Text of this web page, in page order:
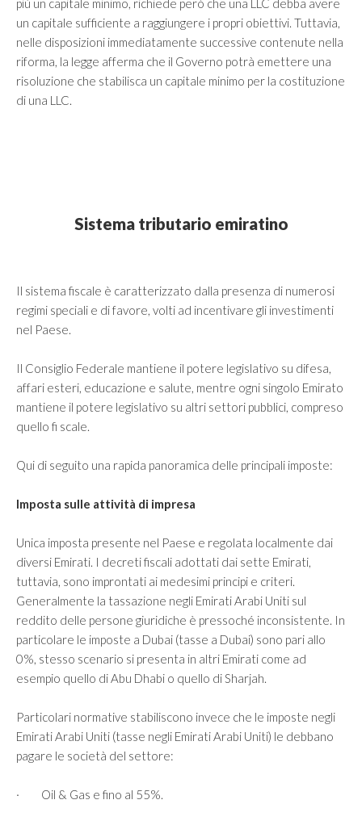
più un capitale minimo, richiede però che una LLC debba avere
un capitale sufficiente a raggiungere i propri obiettivi. Tuttavia,
nelle disposizioni immediatamente successive contenute nella
riforma, la legge afferma che il Governo potrà emettere una
risoluzione che stabilisca un capitale minimo per la costituzione
di una LLC.
Sistema tributario emiratino
Il sistema fiscale è caratterizzato dalla presenza di numerosi
regimi speciali e di favore, volti ad incentivare gli investimenti
nel Paese.
Il Consiglio Federale mantiene il potere legislativo su difesa,
affari esteri, educazione e salute, mentre ogni singolo Emirato
mantiene il potere legislativo su altri settori pubblici, compreso
quello fi scale.
Qui di seguito una rapida panoramica delle principali imposte:
Imposta sulle attività di impresa
Unica imposta presente nel Paese e regolata localmente dai
diversi Emirati. I decreti fiscali adottati dai sette Emirati,
tuttavia, sono improntati ai medesimi principi e criteri.
Generalmente la tassazione negli Emirati Arabi Uniti sul
reddito delle persone giuridiche è pressoché inconsistente. In
particolare le imposte a Dubai (tasse a Dubai) sono pari allo
0%, stesso scenario si presenta in altri Emirati come ad
esempio quello di Abu Dhabi o quello di Sharjah.
Particolari normative stabiliscono invece che le imposte negli
Emirati Arabi Uniti (tasse negli Emirati Arabi Uniti) le debbano
pagare le società del settore:
· Oil & Gas e fino al 55%.